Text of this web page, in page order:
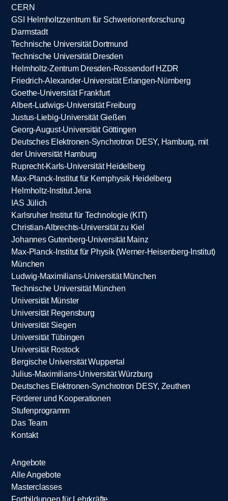
CERN
GSI Helmholtzzentrum für Schwerionenforschung
Darmstadt
Technische Universität Dortmund
Technische Universität Dresden
Helmholtz-Zentrum Dresden-Rossendorf HZDR
Friedrich-Alexander-Universität Erlangen-Nürnberg
Goethe-Universität Frankfurt
Albert-Ludwigs-Universität Freiburg
Justus-Liebig-Universität Gießen
Georg-August-Universität Göttingen
Deutsches Elektronen-Synchrotron DESY, Hamburg, mit
der Universität Hamburg
Ruprecht-Karls-Universität Heidelberg
Max-Planck-Institut für Kernphysik Heidelberg
Helmholtz-Institut Jena
IAS Jülich
Karlsruher Institut für Technologie (KIT)
Christian-Albrechts-Universität zu Kiel
Johannes Gutenberg-Universität Mainz
Max-Planck-Institut für Physik (Werner-Heisenberg-Institut)
München
Ludwig-Maximilians-Universität München
Technische Universität München
Universität Münster
Universität Regensburg
Universität Siegen
Universität Tübingen
Universität Rostock
Bergische Universität Wuppertal
Julius-Maximilians-Universität Würzburg
Deutsches Elektronen-Synchrotron DESY, Zeuthen
Förderer und Kooperationen
Stufenprogramm
Das Team
Kontakt
Angebote
Alle Angebote
Masterclasses
Fortbildungen für Lehrkräfte